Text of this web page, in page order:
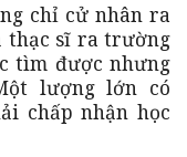
chỉ cử nhân ra
thạc sĩ ra trường
tìm được nhưng
lượng lớn có
chấp nhận học